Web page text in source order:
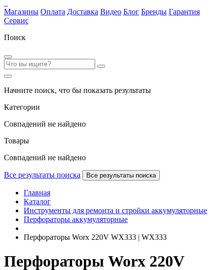
Магазины Оплата Доставка Видео Блог Бренды Гарантия
Сервис
Поиск
Начните поиск, что бы показать результаты
Категории
Совпадений не найдено
Товары
Совпадений не найдено
Все результаты поиска Все результаты поиска
Главная
Каталог
Инструменты для ремонта и стройки аккумуляторные
Перфораторы аккумуляторные
Перфораторы Worx 220V WX333 | WX333
Перфораторы Worx 220V